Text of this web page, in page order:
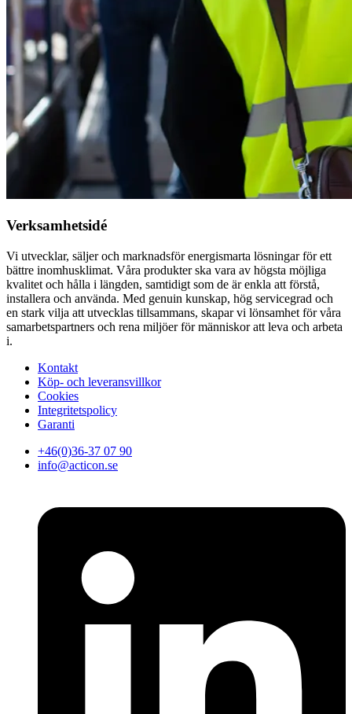
Verksamhetsidé
Vi utvecklar, säljer och marknadsför energismarta lösningar för ett
bättre inomhusklimat. Våra produkter ska vara av högsta möjliga
kvalitet och hålla i längden, samtidigt som de är enkla att förstå,
installera och använda. Med genuin kunskap, hög servicegrad och
en stark vilja att utvecklas tillsammans, skapar vi lönsamhet för våra
samarbetspartners och rena miljöer för människor att leva och arbeta
i.
Kontakt
Köp- och leveransvillkor
Cookies
Integritetspolicy
Garanti
+46(0)36-37 07 90
info@acticon.se